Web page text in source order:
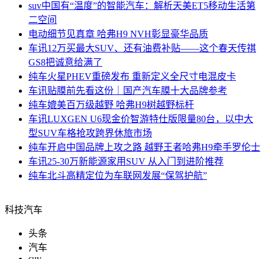
suv中国有“温度”的智能汽车：解析天美ET5移动生活第
二空间
电动细节见真章 哈弗H9 NVH彰显豪华品质
车讯12万买最大SUV、还有油费补贴——这个春天传祺
GS8把诚意给满了
纯车火星PHEV重磅发布 重新定义全尺寸电混皮卡
车讯贴膜前先看这份｜国产汽车膜十大品牌参考
纯车媲美百万级越野 哈弗H9树越野标杆
车讯LUXGEN U6现金价智游特仕版限量80台，以中大
型SUV车格抢攻跨界休旅市场
纯车开启中国品牌上攻之路 越野王者哈弗H9牵手罗伦士
车讯25-30万新能源家用SUV 从入门到进阶推荐
纯车北斗高精定位为车联网发展“保驾护航”
科技汽车
头条
汽车